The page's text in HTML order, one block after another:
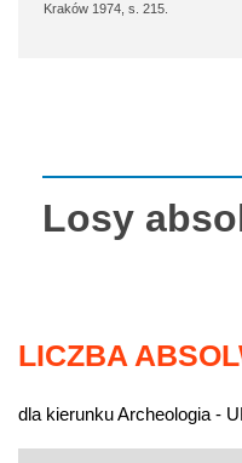
Kraków 1974, s. 215.
Losy
LICZBA
dla kierunku Archeologia -